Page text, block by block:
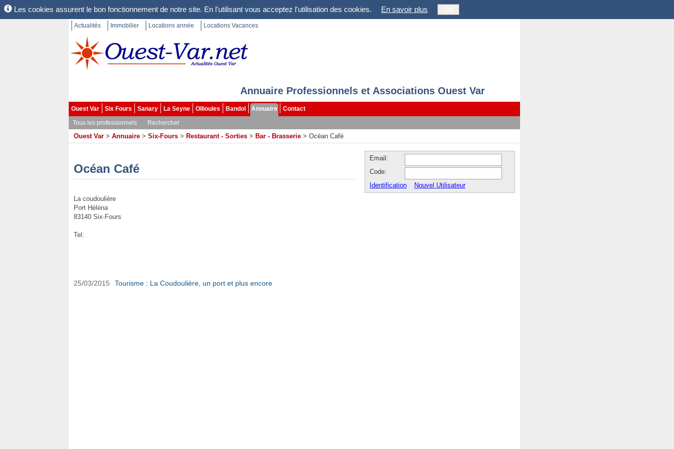
Les cookies assurent le bon fonctionnement de notre site. En l'utilisant vous acceptez l'utilisation des cookies. En savoir plus
Actualités Immobilier Locations année Locations Vacances
Annuaire Professionnels et Associations Ouest Var
Ouest Var Six Fours Sanary La Seyne Ollioules Bandol Annuaire
Contact
Tous les professionnels
Rechercher
Ouest Var > Annuaire > Six-Fours > Restaurant - Sorties > Bar - Brasserie > Océan Café
Océan Café
La coudoulière
Port Héléna
83140 Six-Fours
Tel:
25/03/2015
Tourisme : La Coudoulière, un port et plus encore
Email:
Code:
Identification
Nouvel Utilisateur